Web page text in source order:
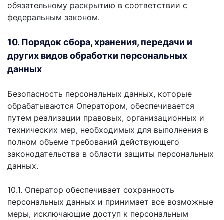
обязательному раскрытию в соответствии с
федеральным законом.
10. Порядок сбора, хранения, передачи и
других видов обработки персональных
данных
Безопасность персональных данных, которые
обрабатываются Оператором, обеспечивается
путем реализации правовых, организационных и
технических мер, необходимых для выполнения в
полном объеме требований действующего
законодательства в области защиты персональных
данных.
10.1. Оператор обеспечивает сохранность
персональных данных и принимает все возможные
меры, исключающие доступ к персональным